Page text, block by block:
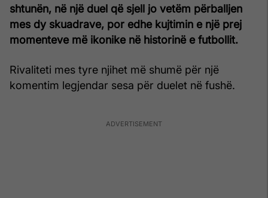
shtunën, në një duel që sjell jo vetëm përballjen
mes dy skuadrave, por edhe kujtimin e një prej
momenteve më ikonike në historinë e futbollit.
Rivaliteti mes tyre njihet më shumë për një
komentim legjendar sesa për duelet në fushë.